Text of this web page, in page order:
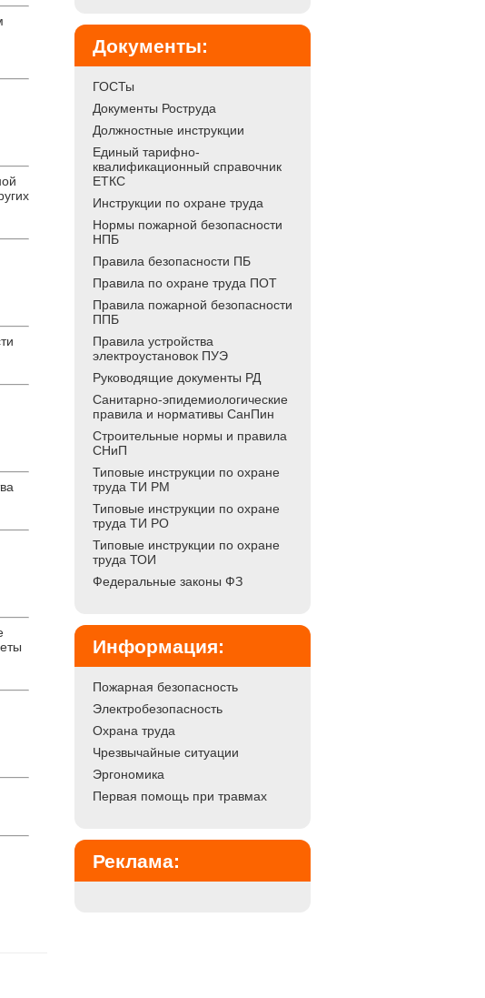
Документы:
ГОСТы
Документы Роструда
Должностные инструкции
Единый тарифно-
квалификационный справочник
ЕТКС
Инструкции по охране труда
Нормы пожарной безопасности
НПБ
Правила безопасности ПБ
Правила по охране труда ПОТ
Правила пожарной безопасности
ППБ
Правила устройства
электроустановок ПУЭ
Руководящие документы РД
Санитарно-эпидемиологические
правила и нормативы СанПин
Строительные нормы и правила
СНиП
Типовые инструкции по охране
труда ТИ РМ
Типовые инструкции по охране
труда ТИ РО
Типовые инструкции по охране
труда ТОИ
Федеральные законы ФЗ
Информация:
Пожарная безопасность
Электробезопасность
Охрана труда
Чрезвычайные ситуации
Эргономика
Первая помощь при травмах
Реклама: